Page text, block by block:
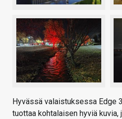
Hyvässä valaistuksessa Edge
tuottaa kohtalaisen hyviä